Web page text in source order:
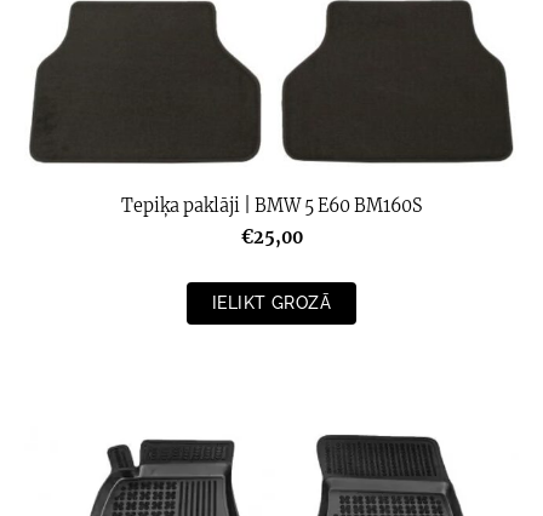
Tepiķa paklāji | BMW 5 E60 BM160S
€25,00
IELIKT GROZĀ